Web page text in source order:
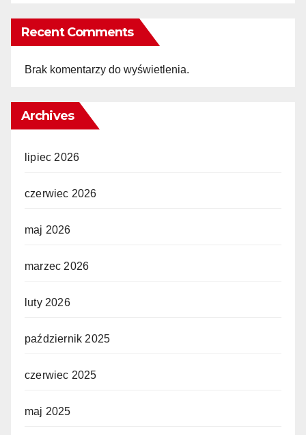
Recent Comments
Brak komentarzy do wyświetlenia.
Archives
lipiec 2026
czerwiec 2026
maj 2026
marzec 2026
luty 2026
październik 2025
czerwiec 2025
maj 2025